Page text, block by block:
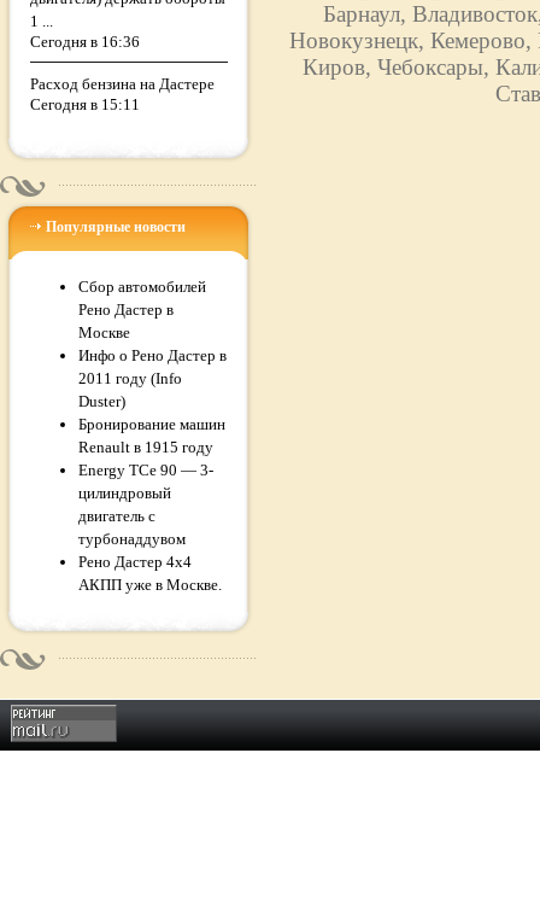
1 ...
Сегодня в 16:36
Расход бензина на Дастере
Сегодня в 15:11
Популярные новости
Сбор автомобилей
Рено Дастер в
Москве
Инфо о Рено Дастер в
2011 году (Info
Duster)
Бронирование машин
Renault в 1915 году
Energy TCe 90 — 3-
цилиндровый
двигатель с
турбонаддувом
Рено Дастер 4x4
АКПП уже в Москве.
Барнаул,
Новокузнецк,
Киров, Чебоксары,